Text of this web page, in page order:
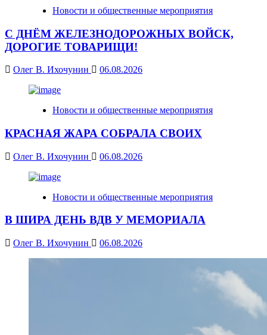
Новости и общественные мероприятия
С ДНЁМ ЖЕЛЕЗНОДОРОЖНЫХ ВОЙСК,
ДОРОГИЕ ТОВАРИЩИ!
Олег В. Ихочунин 06.08.2026
Новости и общественные мероприятия
КРАСНАЯ ЖАРА СОБРАЛА СВОИХ
Олег В. Ихочунин 06.08.2026
Новости и общественные мероприятия
В ШИРА ДЕНЬ ВДВ У МЕМОРИАЛА
Олег В. Ихочунин 06.08.2026